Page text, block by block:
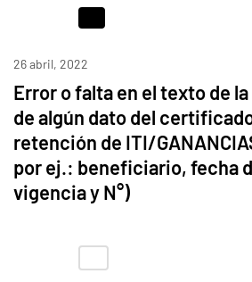
26 abril, 2022
Error o falta en el texto de
de algún dato del
retención de ITI/
por ej.: beneficiario, fecha
vigencia y N°)